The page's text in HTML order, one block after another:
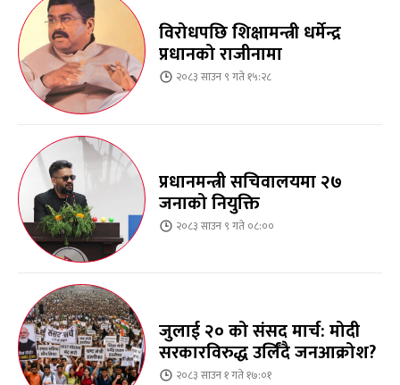
विरोधपछि शिक्षामन्त्री धर्मेन्द्र
प्रधानको राजीनामा
२०८३ साउन ९ गते १५:२८
प्रधानमन्त्री सचिवालयमा २७
जनाको नियुक्ति
२०८३ साउन ९ गते ०८:००
जुलाई २० को संसद मार्च: मोदी
सरकारविरुद्ध उर्लिंदै जनआक्रोश?
२०८३ साउन १ गते १७:०१